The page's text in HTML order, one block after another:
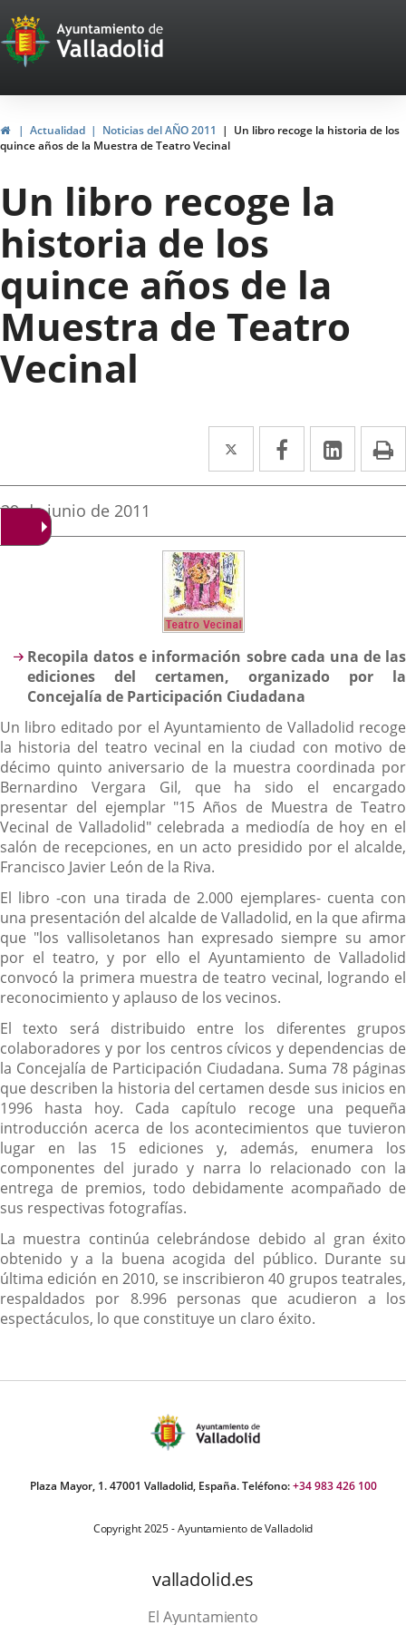
Portal
Web
del
Ayuntamiento
de
Valladolid
HomeActualidad Noticias del AÑO 2011
Un libro recoge la historia de los
quince años de la Muestra de Teatro Vecinal
Un libro recoge la
historia de los
quince años de la
Muestra de Teatro
Vecinal
Twitter
Enlace
a
aplicación
externa.
Facebook
Enlace
a
aplicación
Enlace
a
Fecha
la
29 de junio de 2011
Descripción
Recopila datos e información sobre cada una de las
ediciones del certamen, organizado por la
Concejalía de Participación Ciudadana
Un libro editado por el Ayuntamiento de Valladolid recoge
la historia del teatro vecinal en la ciudad con motivo de
décimo quinto aniversario de la muestra coordinada por
Bernardino Vergara Gil, que ha sido el encargado
presentar del ejemplar "15 Años de Muestra de Teatro
Vecinal de Valladolid" celebrada a mediodía de hoy en el
salón de recepciones, en un acto presidido por el alcalde,
Francisco Javier León de la Riva.
El libro -con una tirada de 2.000 ejemplares- cuenta con
una presentación del alcalde de Valladolid, en la que afirma
que "los vallisoletanos han expresado siempre su amor
por el teatro, y por ello el Ayuntamiento de Valladolid
convocó la primera muestra de teatro vecinal, logrando el
reconocimiento y aplauso de los vecinos.
El texto será distribuido entre los diferentes grupos
colaboradores y por los centros cívicos y dependencias de
la Concejalía de Participación Ciudadana. Suma 78 páginas
que describen la historia del certamen desde sus inicios en
1996 hasta hoy. Cada capítulo recoge una pequeña
introducción acerca de los acontecimientos que tuvieron
lugar en las 15 ediciones y, además, enumera los
componentes del jurado y narra lo relacionado con la
entrega de premios, todo debidamente acompañado de
sus respectivas fotografías.
La muestra continúa celebrándose debido al gran éxito
obtenido y a la buena acogida del público. Durante su
última edición en 2010, se inscribieron 40 grupos teatrales,
respaldados por 8.996 personas que acudieron a los
espectáculos, lo que constituye un claro éxito.
Plaza Mayor, 1. 47001 Valladolid, España. Teléfono:+34 983 426 100
Copyright 2025 - Ayuntamiento de Valladolid
valladolid.es
El Ayuntamiento